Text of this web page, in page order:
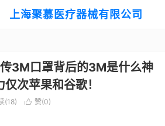
上海聚慕医疗器械有限公司
3M口罩背后的3M是什么神
次苹果和谷歌！
(18)  赞(0)